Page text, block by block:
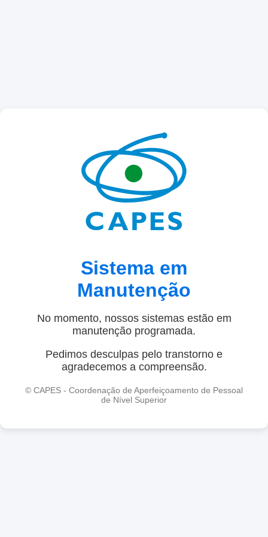
Sistema em
Manutenção
No momento, nossos sistemas estão em
manutenção programada.
Pedimos desculpas pelo transtorno e
agradecemos a compreensão.
© CAPES - Coordenação de Aperfeiçoamento de Pessoal
de Nível Superior